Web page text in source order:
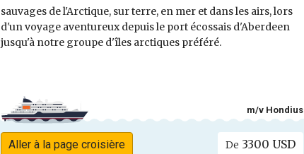
sauvages de l'Arctique, sur terre, en mer et dans les airs, lors
d'un voyage aventureux depuis le port écossais d'Aberdeen
jusqu'à notre groupe d'îles arctiques préféré.
m/v Hondius
Aller à la page croisière De 3300 USD